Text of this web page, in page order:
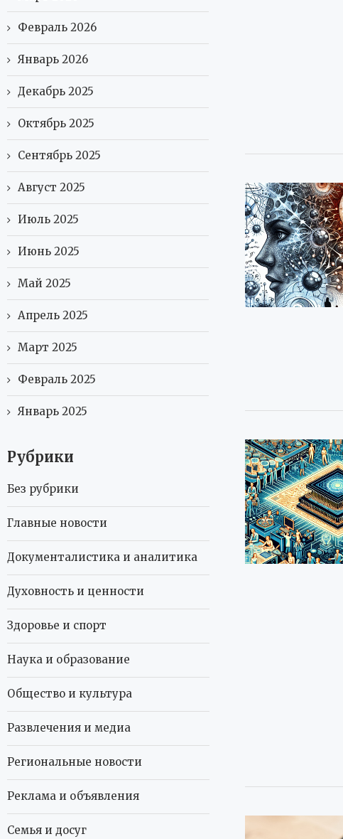
Февраль 2026
Январь 2026
Декабрь 2025
Октябрь 2025
Сентябрь 2025
Август 2025
Июль 2025
Июнь 2025
Май 2025
Апрель 2025
Март 2025
Февраль 2025
Январь 2025
Рубрики
Без рубрики
Главные новости
Документалистика и аналитика
Духовность и ценности
Здоровье и спорт
Наука и образование
Общество и культура
Развлечения и медиа
Региональные новости
Реклама и объявления
Семья и досуг